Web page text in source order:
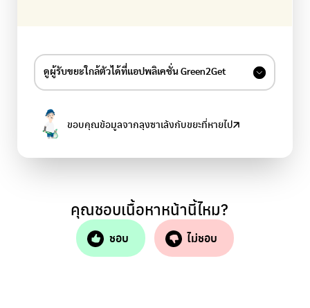
ดูผู้รับขยะใกล้ตัวได้ที่แอปพลิเคชั่น Green2Get
ค้นหาข้อมูลร้านรับซื้อขยะรีไซเคิล ร้านรับซื้อของเก่า จุดรับ
ขอบคุณข้อมูลจากลุงซาเล้งกับขยะที่หายไป
คุณชอบเนื้อหาหน้านี้ไหม?
ชอบ ไม่ชอบ